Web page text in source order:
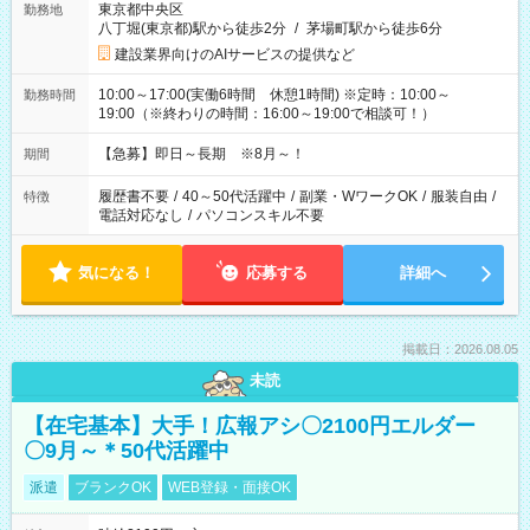
勤務地
東京都中央区
八丁堀(東京都)駅から徒歩2分 / 茅場町駅から徒歩6分
建設業界向けのAIサービスの提供など
勤務時間
10:00～17:00(実働6時間 休憩1時間) ※定時：10:00～
19:00（※終わりの時間：16:00～19:00で相談可！）
期間 【急募】即日～長期 ※8月～！
特徴 履歴書不要 / 40～50代活躍中 / 副業・WワークOK / 服装自由 /
電話対応なし / パソコンスキル不要
気になる！ 応募する 詳細へ
掲載日：2026.08.05
未読
【在宅基本】大手！広報アシ〇2100円エルダー
〇9月～＊50代活躍中
派遣 ブランクOK WEB登録・面接OK